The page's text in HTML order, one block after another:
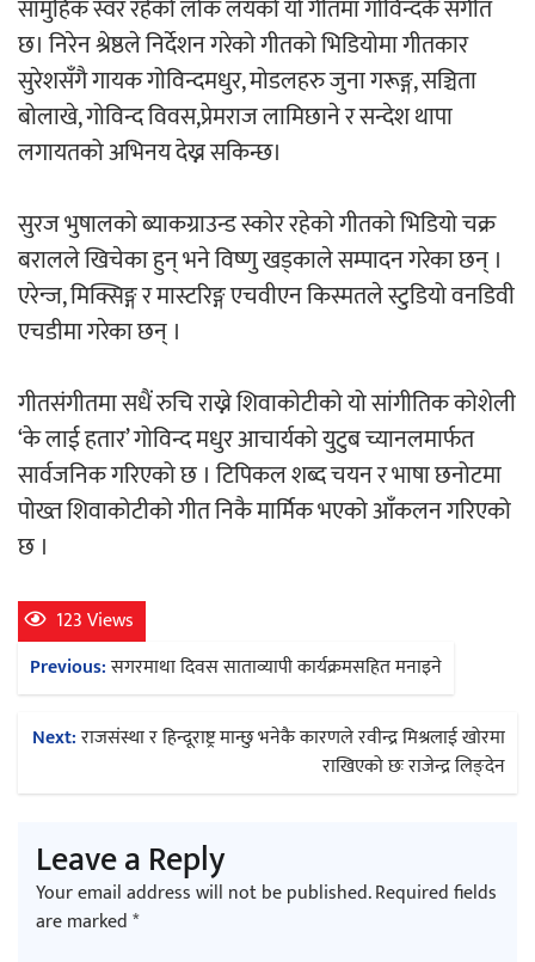
‘आइतबारको अफिस’ को परिचर्चा सम्पन्न
अर्जुन चन्द्रको ‘संवेदनाका प्रतिध्वनि’
मुक्तकसङ्ग्रह लोकार्पण
‘दुर्गा’ निर्माण गर्दै सम्राट
चलचित्र ‘माया भनेकै यस्तो होला’को शीर्ष गीत
सार्वजनिक
सामुहिक स्वर रहेको लोक लयको यो गीतमा गोविन्दकै संगीत
छ। निरेन श्रेष्ठले निर्देशन गरेको गीतको भिडियोमा गीतकार
सुरेशसँगै गायक गोविन्दमधुर, मोडलहरु जुना गरूङ्ग, सञ्चिता
बोलाखे, गोविन्द विवस,प्रेमराज लामिछाने र सन्देश थापा
लगायतको अभिनय देख्न सकिन्छ।
सुरज भुषालको ब्याकग्राउन्ड स्कोर रहेको गीतको भिडियो चक्र
बरालले खिचेका हुन् भने विष्णु खड्काले सम्पादन गरेका छन् ।
एरेन्ज, मिक्सिङ्ग र मास्टरिङ्ग एचवीएन किस्मतले स्टुडियो वनडिवी
एचडीमा गरेका छन् ।
गीतसंगीतमा सधैं रुचि राख्ने शिवाकोटीको यो सांगीतिक कोशेली
‘के लाई हतार’ गोविन्द मधुर आचार्यको युटुब च्यानलमार्फत
सार्वजनिक गरिएको छ । टिपिकल शब्द चयन र भाषा छनोटमा
पोख्त शिवाकोटीको गीत निकै मार्मिक भएको आँकलन गरिएको
छ ।
123 Views
Post
navigation
Previous:सगरमाथा दिवस साताव्यापी कार्यक्रमसहित मनाइने
Next:राजसंस्था र हिन्दूराष्ट्र मान्छु भनेकै कारणले रवीन्द्र मिश्रलाई खोरमा
राखिएको छः राजेन्द्र लिङ्देन
Leave a Reply
Your email address will not be published.Required fields
are marked*